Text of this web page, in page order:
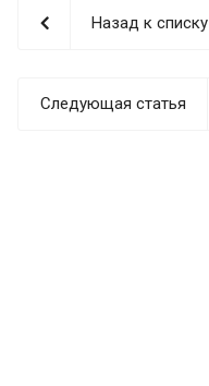
Назад к списку
Следующая статья